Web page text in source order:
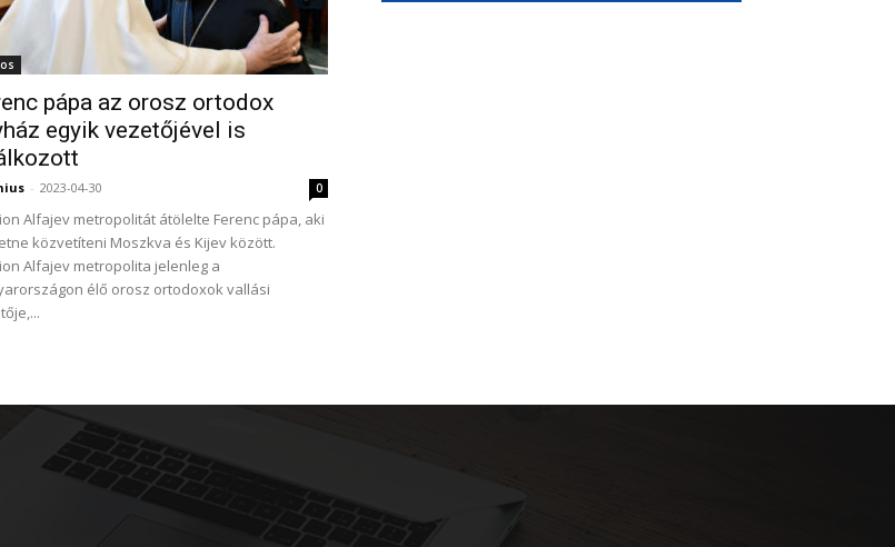
pápa az orosz ortodox
egyik vezetőjével is
- 2023-04-30 0
Alfajev metropolitát átölelte Ferenc pápa, aki
közvetíteni Moszkva és Kijev között.
Alfajev metropolita jelenleg a
élő orosz ortodoxok vallási